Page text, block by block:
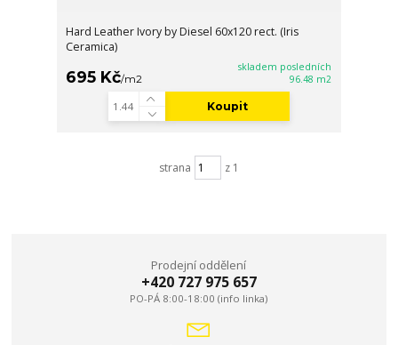
Hard Leather Ivory by Diesel 60x120 rect. (Iris
Ceramica)
695 Kč/m2
skladem posledních
96.48 m2
Koupit
strana z 1
Prodejní oddělení
+420 727 975 657
PO-PÁ 8:00-18:00 (info linka)